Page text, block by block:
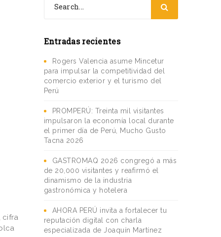
cifra
Entradas recientes
Rogers Valencia asume Mincetur
para impulsar la competitividad del
comercio exterior y el turismo del
Perú
PROMPERÚ: Treinta mil visitantes
impulsaron la economía local durante
el primer día de Perú, Mucho Gusto
Tacna 2026
GASTROMAQ 2026 congregó a más
de 20,000 visitantes y reafirmó el
dinamismo de la industria
gastronómica y hotelera
AHORA PERÚ invita a fortalecer tu
reputación digital con charla
especializada de Joaquín Martínez